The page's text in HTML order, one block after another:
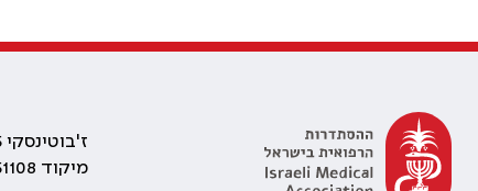
ז'בוטינסקי 35 רמת גן, בניין התאומים 2
מיקוד 5251108